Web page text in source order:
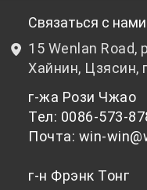
НИОКР
Новости и
политика
Бутылочный ПЭТ-
Небутылочный
Связаться с нами
15 Wenlan Road,
Хайнин, Цзясин,
г-жа Рози Чжао
Тел: 0086-573-
Почта: win-
г-н Фрэнк Тонг